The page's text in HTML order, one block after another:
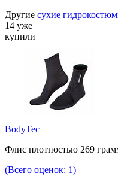
Другие сухие
14 уже
купили
BodyTec
Флис плотностью 269
(Всего оценок: 1)